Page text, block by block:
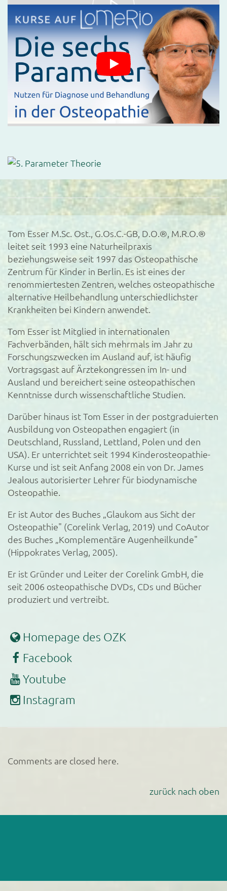
Tom Esser M.Sc. Ost., G.Os.C.-GB, D.O.®, M.R.O.®
leitet seit 1993 eine Naturheilpraxis
beziehungsweise seit 1997 das Osteopathische
Zentrum für Kinder in Berlin. Es ist eines der
renommiertesten Zentren, welches osteopathische
alternative Heilbehandlung unterschiedlichster
Krankheiten bei Kindern anwendet.
Tom Esser ist Mitglied in internationalen
Fachverbänden, hält sich mehrmals im Jahr zu
Forschungszwecken im Ausland auf, ist häufig
Vortragsgast auf Ärztekongressen im In- und
Ausland und bereichert seine osteopathischen
Kenntnisse durch wissenschaftliche Studien.
Darüber hinaus ist Tom Esser in der postgraduierten
Ausbildung von Osteopathen engagiert (in
Deutschland, Russland, Lettland, Polen und den
USA). Er unterrichtet seit 1994 Kinderosteopathie-
Kurse und ist seit Anfang 2008 ein von Dr. James
Jealous autorisierter Lehrer für biodynamische
Osteopathie.
Er ist Autor des Buches „Glaukom aus Sicht der
Osteopathie" (Corelink Verlag, 2019) und CoAutor
des Buches „Komplementäre Augenheilkunde"
(Hippokrates Verlag, 2005).
Er ist Gründer und Leiter der Corelink GmbH, die
seit 2006 osteopathische DVDs, CDs und Bücher
produziert und vertreibt.
Homepage des OZK
Facebook
Youtube
Instagram
Comments are closed here.
zurück nach oben